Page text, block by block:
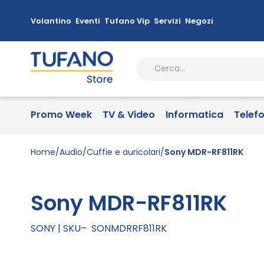
Volantino Eventi Tufano Vip Servizi Negozi
Promo Week TV & Video Informatica
Home Audio Cuffie e auricolari Sony MDR-RF811RK
Sony MDR-RF811RK
SONY SKU SONMDRRF811RK